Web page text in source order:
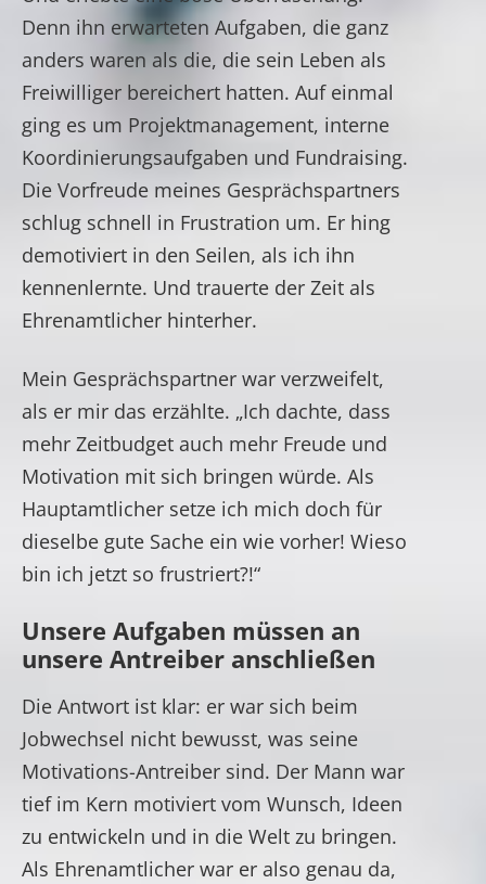
Denn ihn erwarteten Aufgaben, die ganz
anders waren als die, die sein Leben als
Freiwilliger bereichert hatten. Auf einmal
ging es um Projektmanagement, interne
Koordinierungsaufgaben und Fundraising.
Die Vorfreude meines Gesprächspartners
schlug schnell in Frustration um. Er hing
demotiviert in den Seilen, als ich ihn
kennenlernte. Und trauerte der Zeit als
Ehrenamtlicher hinterher.
Mein Gesprächspartner war verzweifelt,
als er mir das erzählte. „Ich dachte, dass
mehr Zeitbudget auch mehr Freude und
Motivation mit sich bringen würde. Als
Hauptamtlicher setze ich mich doch für
dieselbe gute Sache ein wie vorher! Wieso
bin ich jetzt so frustriert?!“
Unsere Aufgaben müssen an
unsere Antreiber anschließen
Die Antwort ist klar: er war sich beim
Jobwechsel nicht bewusst, was seine
Motivations-Antreiber sind. Der Mann war
tief im Kern motiviert vom Wunsch, Ideen
zu entwickeln und in die Welt zu bringen.
Als Ehrenamtlicher war er also genau da,